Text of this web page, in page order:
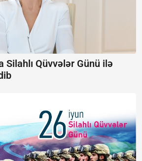
Qüvvələr Günü ilə